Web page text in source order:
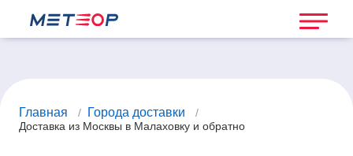
Главная / Города доставки
/
Доставка из Москвы в Малаховку и обратно